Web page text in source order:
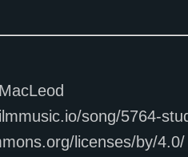
song/5764-
licenses/by/4.0/